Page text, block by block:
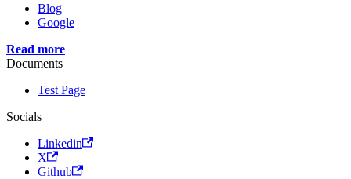
Blog
Google
Read more
Documents
Test Page
Socials
Linkedin
X
Github